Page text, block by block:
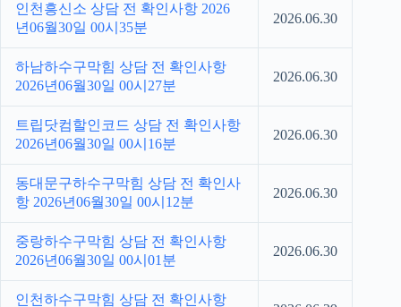
인천흥신소 상담 전 확인사항 2026
년06월30일 00시35분
2026.06.30
하남하수구막힘 상담 전 확인사항
2026년06월30일 00시27분
2026.06.30
트립닷컴할인코드 상담 전 확인사항
2026년06월30일 00시16분
2026.06.30
동대문구하수구막힘 상담 전 확인사
항 2026년06월30일 00시12분
2026.06.30
중랑하수구막힘 상담 전 확인사항
2026년06월30일 00시01분
2026.06.30
인천하수구막힘 상담 전 확인사항